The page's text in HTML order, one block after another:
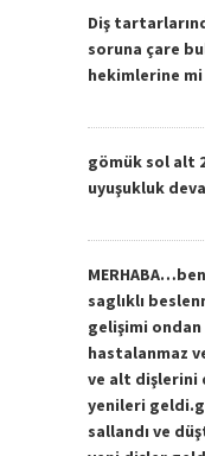
Diş
soruna çare
hekimlerine mi
gömük sol alt
uyuşukluk
saglıklı
gelişimi
hastalanmaz
ve alt dişlerini
yenileri
sallandı ve